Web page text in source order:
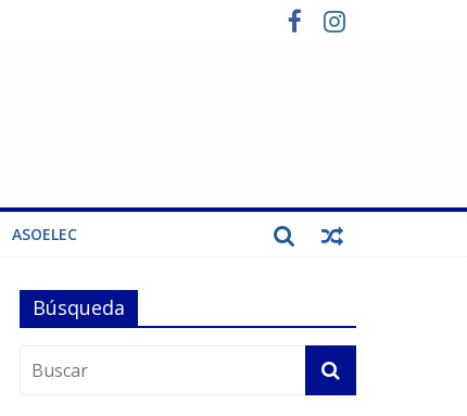
ASOELEC
Búsqueda